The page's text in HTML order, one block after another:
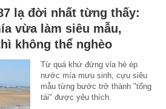
lạ đời nhất từng thấy:
vừa làm siêu mẫu,
không thể nghèo
Từ quá khứ đứng vỉa hè ép
nước mía mưu sinh, cựu siêu
mẫu từng bước trở thành "tổng
tài" được yêu thích.